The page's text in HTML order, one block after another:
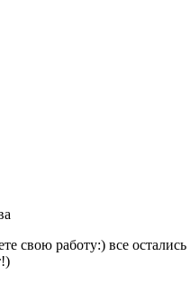
свою работу:) все остались